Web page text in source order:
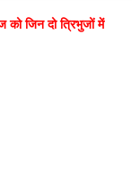
को जिनदो त्रिभुजों में